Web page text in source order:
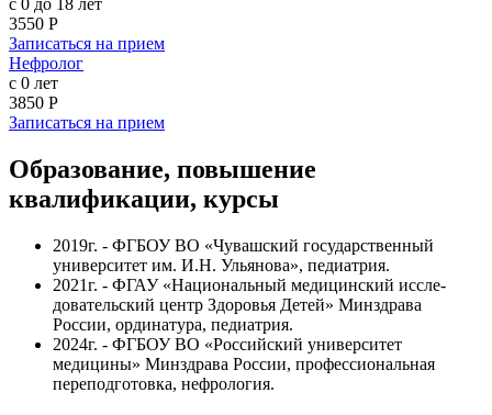
с 0 до 18 лет
3550 Р
Записаться на прием
Нефролог
с 0 лет
3850 Р
Записаться на прием
Образование, повышение
квалификации, курсы
2019г. - ФГБОУ ВО «Чувашский государственный
университет им. И.Н. Ульянова», педиатрия.
2021г. - ФГАУ «Национальный медицинский иссле­
довательский центр Здоровья Детей» Минздрава
России, ординатура, педиатрия.
2024г. - ФГБОУ ВО «Российский университет
медицины» Минздрава России, профессиональная
переподготовка, нефрология.